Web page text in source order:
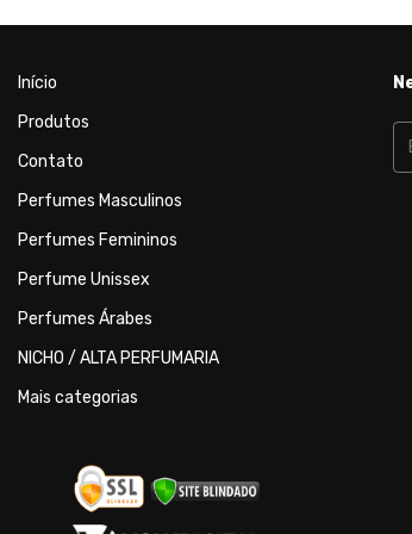
Início
Produtos
Contato
Perfumes Masculinos
Perfumes Femininos
Perfume Unissex
Perfumes Árabes
NICHO / ALTA PERFUMARIA
Mais categorias